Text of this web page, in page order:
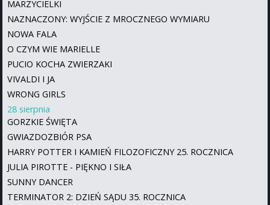
MARZYCIELKI
NAZNACZONY: WYJŚCIE Z MROCZNEGO WYMIARU
NOWA FALA
O CZYM WIE MARIELLE
PUCIO KOCHA ZWIERZAKI
VIVALDI I JA
WRONG GIRLS
28 sierpnia
GORZKIE ŚWIĘTA
GWIAZDOZBIÓR PSA
HARRY POTTER I KAMIEŃ FILOZOFICZNY 25. ROCZNICA
JULIA PIROTTE - PIĘKNO I SIŁA
SUNNY DANCER
TERMINATOR 2: DZIEŃ SĄDU 35. ROCZNICA